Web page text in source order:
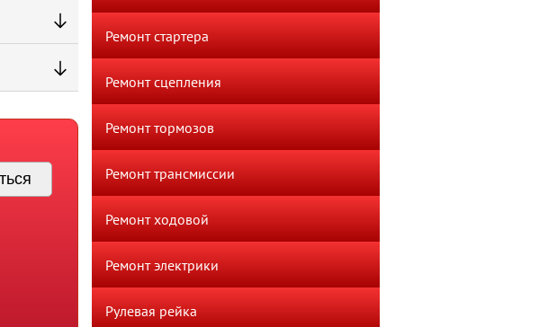
Ремонт стартера
Ремонт сцепления
Ремонт тормозов
Ремонт трансмиссии
Ремонт ходовой
Ремонт электрики
Рулевая рейка